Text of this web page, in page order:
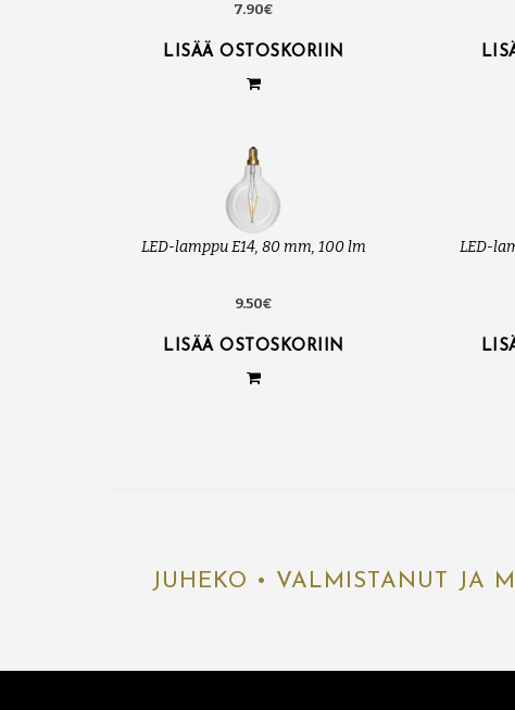
7.90€
LISÄÄ OSTOSKORIIN
LED-lamppu E14, 80 mm, 100 lm
9.50€
LISÄÄ OSTOSKORIIN
LED-
JUHEKO • VALMISTANUT JA